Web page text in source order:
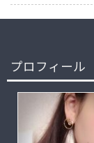
プロフィール